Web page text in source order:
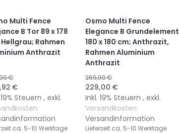
Multi Fence
B Tor 89 x 178
Rahmen
Anthrazit
€
€
Steuern,exkl.
ca. 5-10 Werktage
Osmo Multi Fence
Elegance B Grundelement
180 x 180 cm; Anthrazit,
Rahmen Aluminium
Anthrazit
269,90 €
Sonderangebot
229,00 €
Inkl. 19% Steuern,exkl.
Versandkosten
Versandinformation
Lieferzeit ca. 5-10 Werktage